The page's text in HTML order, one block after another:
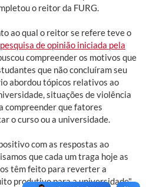
o reitor da FURG.
ao qual o reitor se refere teve o
pesquisa de opinião iniciada pela
compreender os motivos que
que não concluíram seu
abordou tópicos relativos ao
situações de violência
compreender que fatores
o curso ou a universidade.
com as respostas ao
que cada um traga hoje as
têm feito para reverter a
produtivo para a universidade",